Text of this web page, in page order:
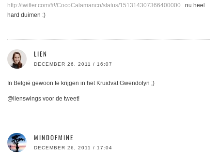
http://twitter.com/#!/CocoCalamanco/status/151314307366400000.. nu heel
hard duimen :)
LIEN
DECEMBER 26, 2011 / 16:07
In België gewoon te krijgen in het Kruidvat Gwendolyn ;)
@lienswings voor de tweet!
MINDOFMINE
DECEMBER 26, 2011 / 17:04